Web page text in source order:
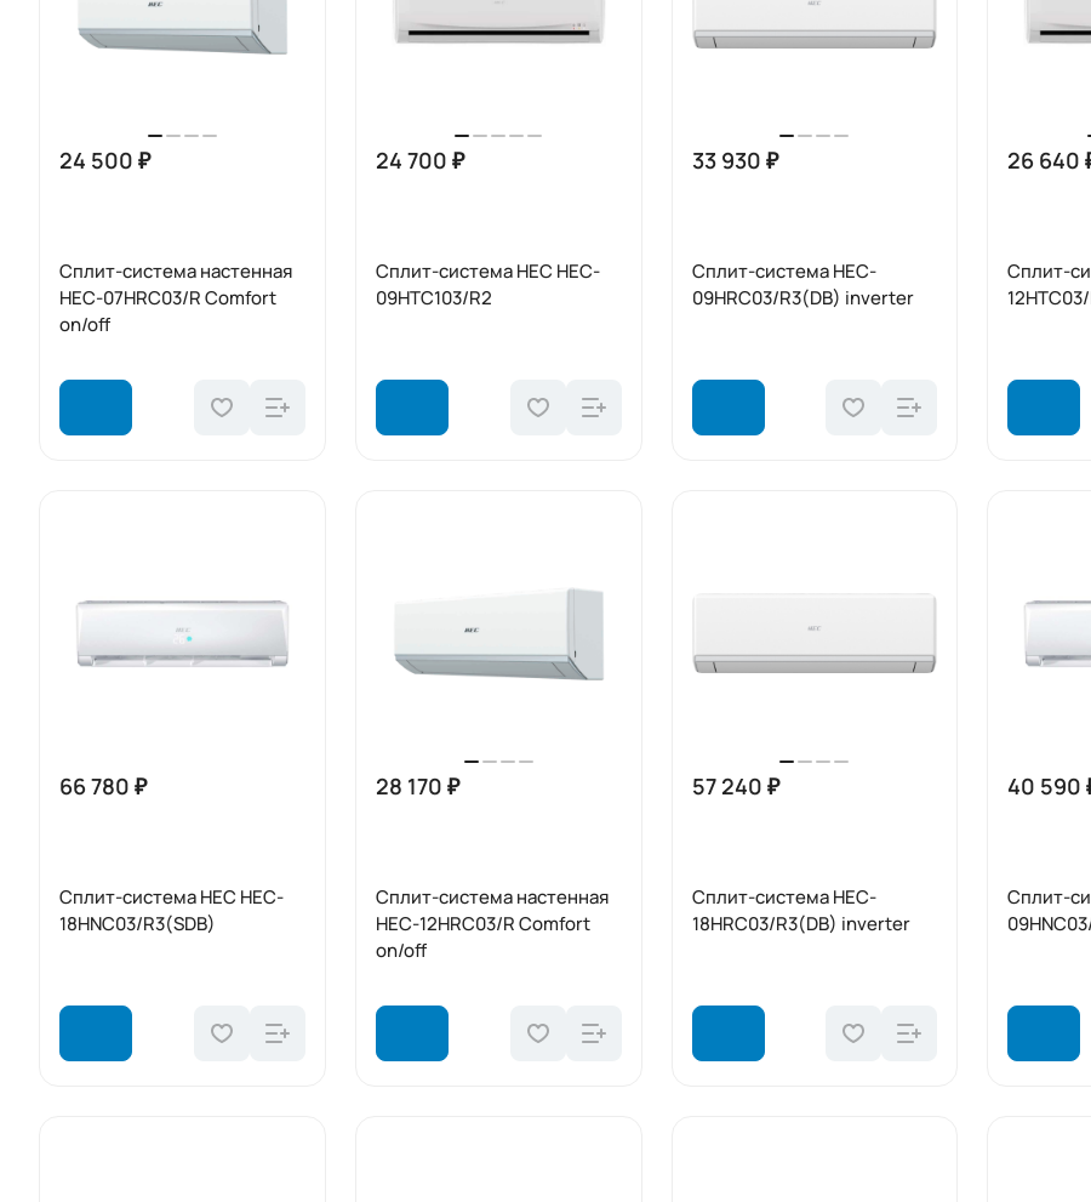
24 500 ₽
Сплит-система настенная
HEC-07HRC03/R Comfort
on/off
24 700 ₽
Сплит-система HEC HEC-
09HTC103/R2
33 930 ₽
Сплит-система HEC-
09HRC03/R3(DB) inverter
26 640
Сплит-
66 780 ₽
Сплит-система HEC HEC-
18HNC03/R3(SDB)
28 170 ₽
Сплит-система настенная
HEC-12HRC03/R Comfort
on/off
57 240 ₽
Сплит-система HEC-
18HRC03/R3(DB) inverter
40 590
Сплит-